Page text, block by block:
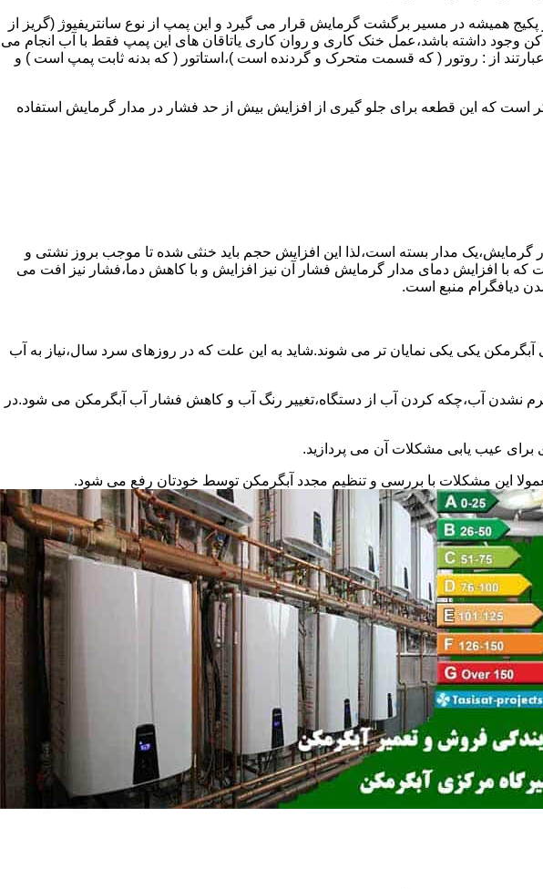
همیشه در مسیر برگشت گرمایش قرار می گیرد و این پمپ از نوع سانتریفیوژ (گریز از
آب پخش کن وجود داشته باشد،عمل خنک کاری و روان کاری یاتاقان های این پمپ فقط با آب انجام می
از : روتور ( که قسمت متحرک و گردنده است )،استاتور ( که بدنه ثابت پمپ است ) و
است که این قطعه برای جلو گیری از افزایش بیش از حد فشار در مدار گرمایش استفاده
گرمایش،یک مدار بسته است،لذا این افزایش حجم باید خنثی شده تا موجب بروز نشتی و
که با افزایش دمای مدار گرمایش فشار آن نیز افزایش و با کاهش دما،فشار نیز افت می
دیافگرام منبع است.
یکی یکی نمایان تر می شوند.شاید به این علت که در روزهای سرد سال،نیاز به آب
نشدن آب،چکه کردن آب از دستگاه،تغییر رنگ آب و کاهش فشار آب آبگرمکن می شود.در
برای عیب یابی مشکلات آن می پردازید.
این مشکلات با بررسی و تنظیم مجدد آبگرمکن توسط خودتان رفع می شود.